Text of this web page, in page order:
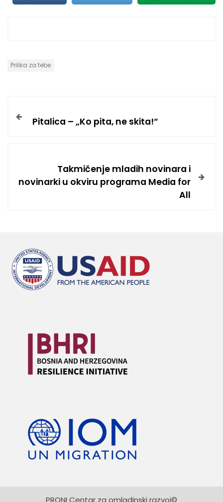
Prilika za tebe
Pitalica – „Ko pita, ne skita!“
Takmičenje mladih novinara i
novinarki u okviru programa Media for
All
PRONI Centar za omladinski razvoj©